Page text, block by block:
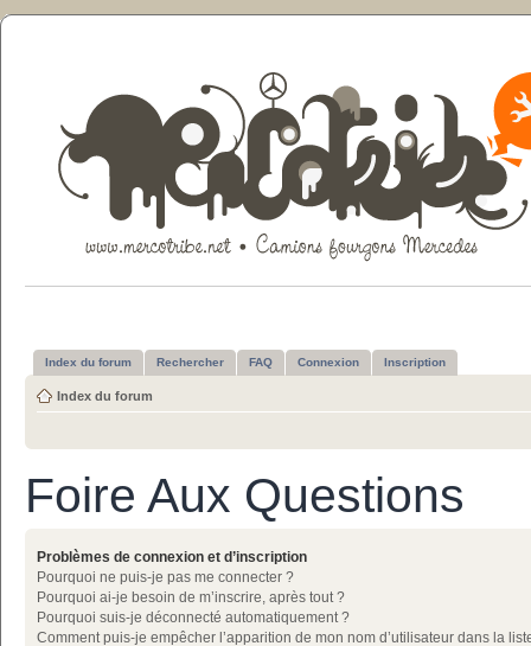
Index du forum Rechercher FAQ Connexion Inscription
Index du forum
Foire Aux Questions
Problèmes de connexion et d’inscription
Pourquoi ne puis-je pas me connecter ?
Pourquoi ai-je besoin de m’inscrire, après tout ?
Pourquoi suis-je déconnecté automatiquement ?
Comment puis-je empêcher l’apparition de mon nom d’utilisateur dans la